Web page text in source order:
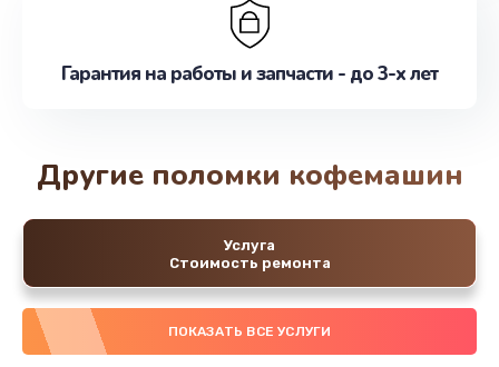
Гарантия на работы и запчасти - до 3-х лет
Другие поломки кофемашин
Услуга
Стоимость ремонта
ПОКАЗАТЬ ВСЕ УСЛУГИ